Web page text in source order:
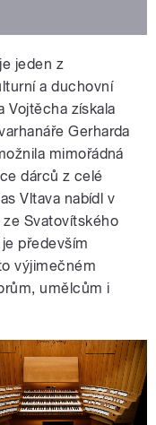
jeden z
a duchovní
Vojtěcha získala
Gerharda
mimořádná
dárců z celé
Vltava nabídl v
Svatovítského
především
výjimečném
umělcům i